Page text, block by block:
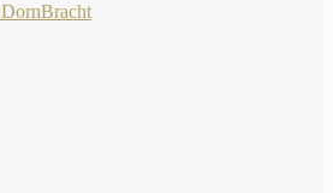
DornBracht